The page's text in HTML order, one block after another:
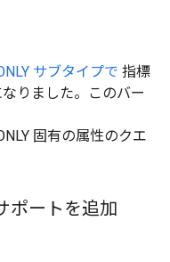
サブタイプで 指標
りました。このバー
固有の属性のクエ
ポートを追加